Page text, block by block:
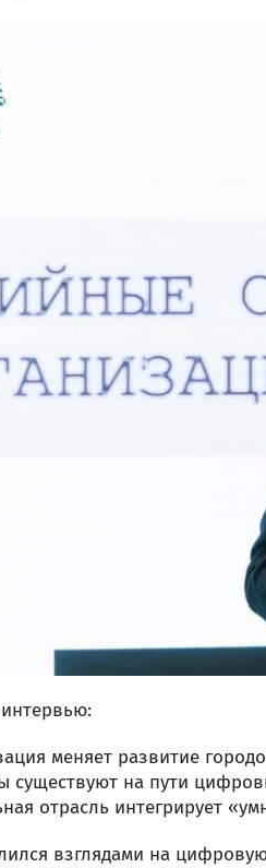
меняет развитие
существуют на пути
отрасль интегрирует
взглядами на